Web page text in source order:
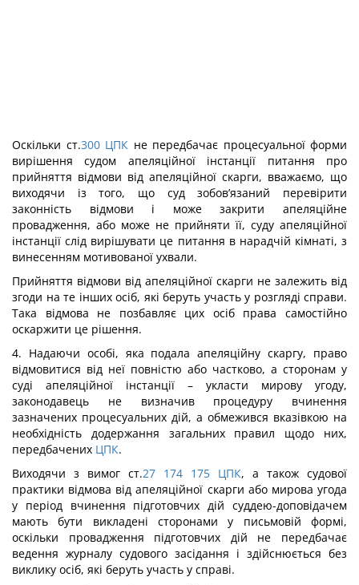
Оскільки ст.300 ЦПК не передбачає процесуальної форми
вирішення судом апеляційної інстанції питання про
прийняття відмови від апеляційної скарги, вважаємо, що
виходячи із того, що суд зобов’язаний перевірити
законність відмови і може закрити апеляційне
провадження, або може не прийняти її, суду апеляційної
інстанції слід вирішувати це питання в нарадчій кімнаті, з
винесенням мотивованої ухвали.
Прийняття відмови від апеляційної скарги не залежить від
згоди на те інших осіб, які беруть участь у розгляді справи.
Така відмова не позбавляє цих осіб права самостійно
оскаржити це рішення.
4. Надаючи особі, яка подала апеляційну скаргу, право
відмовитися від неї повністю або частково, а сторонам у
суді апеляційної інстанції – укласти мирову угоду,
законодавець не визначив процедуру вчинення
зазначених процесуальних дій, а обмежився вказівкою на
необхідність додержання загальних правил щодо них,
передбачених ЦПК.
Виходячи з вимог ст.27 174 175 ЦПК, а також судової
практики відмова від апеляційної скарги або мирова угода
у період вчинення підготовчих дій суддею-доповідачем
мають бути викладені сторонами у письмовій формі,
оскільки провадження підготовчих дій не передбачає
ведення журналу судового засідання і здійснюється без
виклику осіб, які беруть участь у справі.